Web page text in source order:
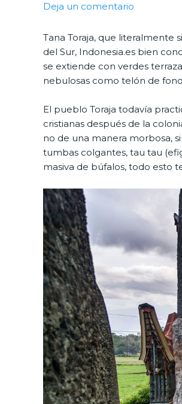
Deja un comentario
Tana Toraja, que literalmente
del Sur, Indonesia.es bien
se extiende con verdes
nebulosas como telón de
El pueblo Toraja todavía
cristianas después de la
no de una manera morbosa,
tumbas colgantes, tau tau
masiva de búfalos, todo esto